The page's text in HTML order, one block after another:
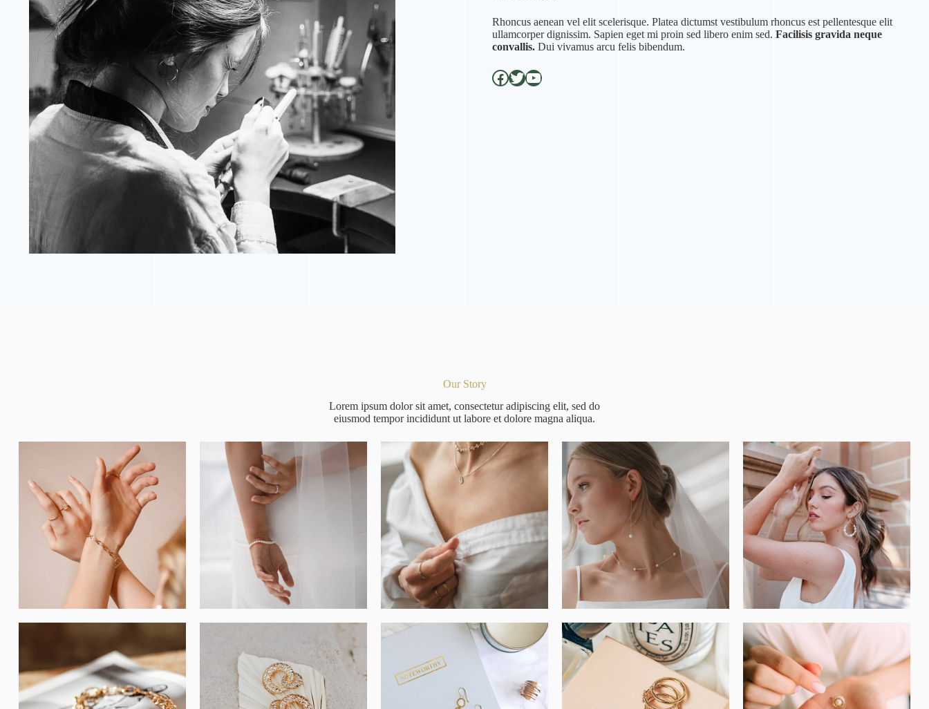
Rhoncus aenean vel elit scelerisque. Platea dictumst vestibulum rhoncus est pellentesque elit
ullamcorper dignissim. Sapien eget mi proin sed libero enim sed. Facilisis gravida neque
convallis. Dui vivamus arcu felis bibendum.
Facebook
Twitter
Youtube
O
Our Story
Lorem ipsum dolor sit amet, consectetur adipiscing elit, sed do
eiusmod tempor incididunt ut labore et dolore magna aliqua.